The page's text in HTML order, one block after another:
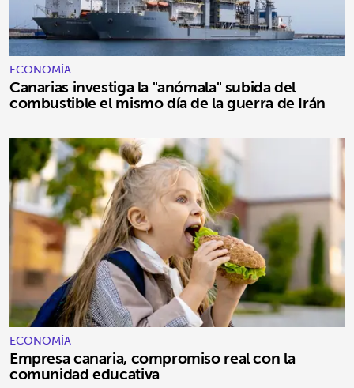
ECONOMÍA
Canarias investiga la "anómala" subida del
combustible el mismo día de la guerra de Irán
ECONOMÍA
Empresa canaria, compromiso real con la
comunidad educativa